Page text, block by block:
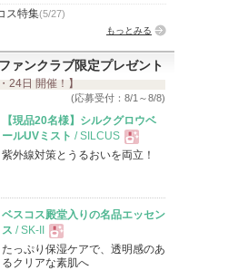
ス特集(5/27)
もっとみる
ァンクラブ限定プレゼント
24日 開催！】
(応募受付：8/1～8/8)
【現品20名様】シルクグロウベ
ールUVミスト / SILCUS
現
紫外線対策とうるおいを両立！
ベスコス殿堂入りの名品エッセン
ス / SK-II
現
たっぷり保湿ケアで、透明感のあ
るクリアな素肌へ